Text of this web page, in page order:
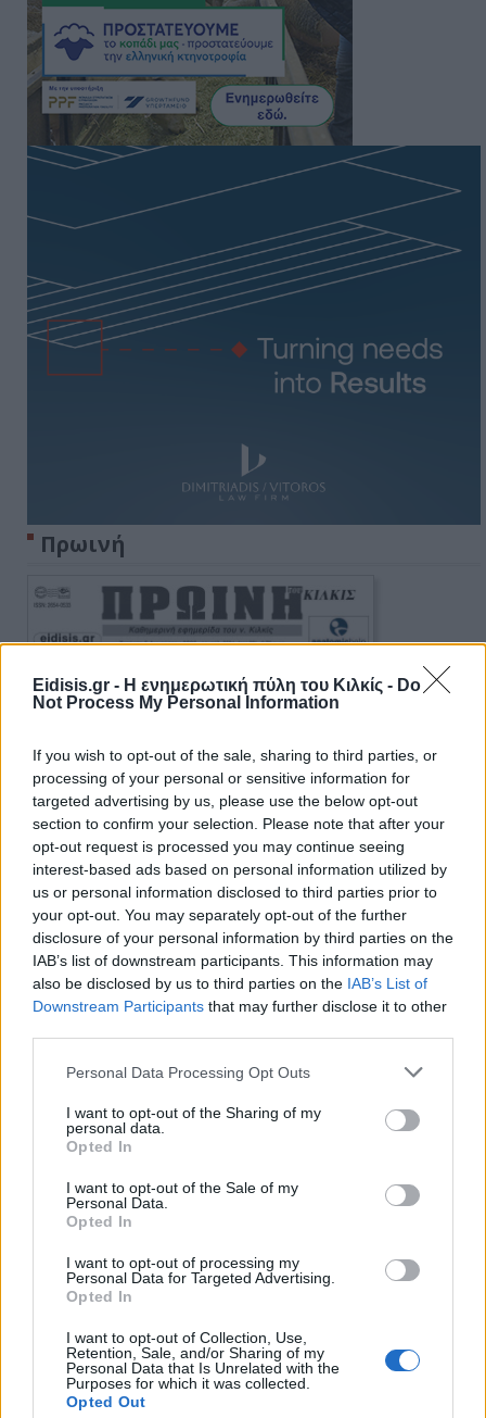
Eidisis.gr - Η ενημερωτική πύλη του Κιλκίς - Do
Not Process My Personal Information
If you wish to opt-out of the sale, sharing to third parties, or
processing of your personal or sensitive information for
targeted advertising by us, please use the below opt-out
section to confirm your selection. Please note that after your
opt-out request is processed you may continue seeing
interest-based ads based on personal information utilized by
us or personal information disclosed to third parties prior to
your opt-out. You may separately opt-out of the further
disclosure of your personal information by third parties on the
IAB’s list of downstream participants. This information may
also be disclosed by us to third parties on the IAB’s List of
Downstream Participants that may further disclose it to other
Personal Data Processing Opt Outs
I want to opt-out of the Sharing of my
personal data.
Opted In
I want to opt-out of the Sale of my
Personal Data.
Opted In
I want to opt-out of processing my
Personal Data for Targeted Advertising.
Opted In
I want to opt-out of Collection, Use,
Retention, Sale, and/or Sharing of my
Personal Data that Is Unrelated with the
Purposes for which it was collected.
Opted Out
Πρωινή
Πρωινή 5-8-2026
Ειδήσεις